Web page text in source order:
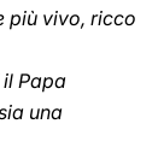
più vivo, ricco
Papa
una